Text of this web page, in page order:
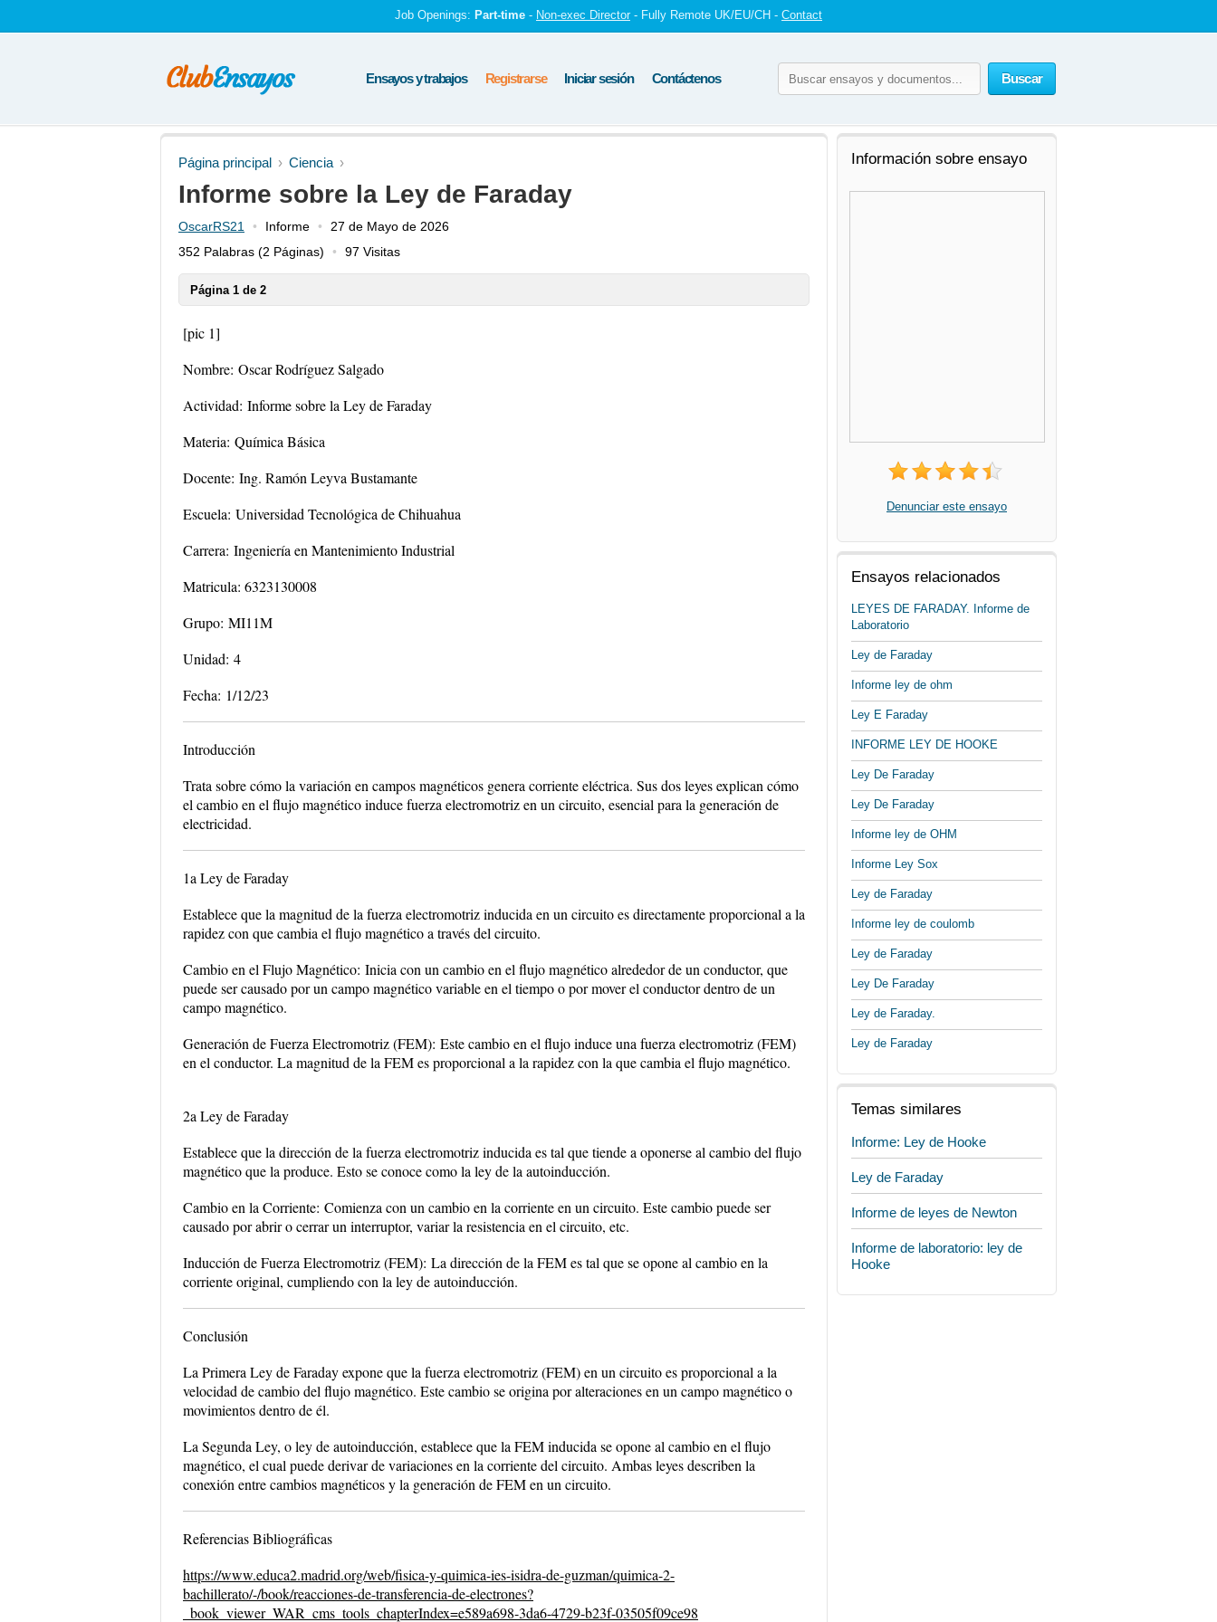
Job Openings: Part-time - Non-exec Director - Fully Remote UK/EU/CH - Contact
Buscar
Ensayos y trabajos Registrarse Iniciar sesión Contáctenos
Página principal Ciencia
Informe sobre la Ley de Faraday
OscarRS21 Informe
27 de Mayo de 2026
352 Palabras (2 Páginas) 97 Visitas
Página 1 de 2
[pic 1]
Nombre: Oscar Rodríguez Salgado
Actividad: Informe sobre la Ley de Faraday
Materia: Química Básica
Docente: Ing. Ramón Leyva Bustamante
Escuela: Universidad Tecnológica de Chihuahua
Carrera: Ingeniería en Mantenimiento Industrial
Matricula: 6323130008
Grupo: MI11M
Unidad: 4
Fecha: 1/12/23
Introducción
Trata sobre cómo la variación en campos magnéticos genera corriente eléctrica. Sus dos leyes explican cómo
el cambio en el flujo magnético induce fuerza electromotriz en un circuito, esencial para la generación de
electricidad.
1a Ley de Faraday
Establece que la magnitud de la fuerza electromotriz inducida en un circuito es directamente proporcional a la
rapidez con que cambia el flujo magnético a través del circuito.
Cambio en el Flujo Magnético: Inicia con un cambio en el flujo magnético alrededor de un conductor, que
puede ser causado por un campo magnético variable en el tiempo o por mover el conductor dentro de un
campo magnético.
Generación de Fuerza Electromotriz (FEM): Este cambio en el flujo induce una fuerza electromotriz (FEM)
en el conductor. La magnitud de la FEM es proporcional a la rapidez con la que cambia el flujo magnético.
2a Ley de Faraday
Establece que la dirección de la fuerza electromotriz inducida es tal que tiende a oponerse al cambio del flujo
magnético que la produce. Esto se conoce como la ley de la autoinducción.
Cambio en la Corriente: Comienza con un cambio en la corriente en un circuito. Este cambio puede ser
causado por abrir o cerrar un interruptor, variar la resistencia en el circuito, etc.
Inducción de Fuerza Electromotriz (FEM): La dirección de la FEM es tal que se opone al cambio en la
corriente original, cumpliendo con la ley de autoinducción.
Conclusión
La Primera Ley de Faraday expone que la fuerza electromotriz (FEM) en un circuito es proporcional a la
velocidad de cambio del flujo magnético. Este cambio se origina por alteraciones en un campo magnético o
movimientos dentro de él.
La Segunda Ley, o ley de autoinducción, establece que la FEM inducida se opone al cambio en el flujo
magnético, el cual puede derivar de variaciones en la corriente del circuito. Ambas leyes describen la
conexión entre cambios magnéticos y la generación de FEM en un circuito.
Referencias Bibliográficas
https://www.educa2.madrid.org/web/fisica-y-quimica-ies-isidra-de-guzman/quimica-2-
bachillerato/-/book/reacciones-de-transferencia-de-electrones?
_book_viewer_WAR_cms_tools_chapterIndex=e589a698-3da6-4729-b23f-03505f09ce98
Información sobre ensayo
Denunciar este ensayo
Ensayos relacionados
LEYES DE FARADAY. Informe de
Laboratorio
Ley de Faraday
Informe ley de ohm
Ley E Faraday
INFORME LEY DE HOOKE
Ley De Faraday
Ley De Faraday
Informe ley de OHM
Informe Ley Sox
Ley de Faraday
Informe ley de coulomb
Ley de Faraday
Ley De Faraday
Ley de Faraday.
Ley de Faraday
Temas similares
Informe: Ley de Hooke
Ley de Faraday
Informe de leyes de Newton
Informe de laboratorio: ley de
Hooke